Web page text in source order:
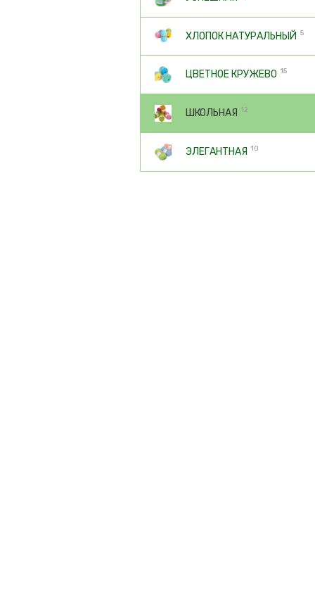
ХЛОПОК НАТУРАЛЬНЫЙ 5
ЦВЕТНОЕ КРУЖЕВО 15
ШКОЛЬНАЯ 12
ЭЛЕГАНТНАЯ 10